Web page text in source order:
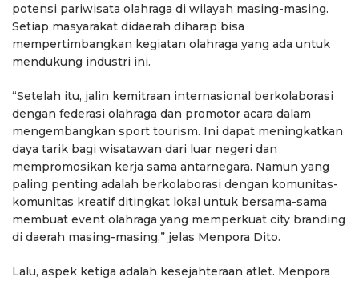
potensi pariwisata olahraga di wilayah masing-masing.
Setiap masyarakat didaerah diharap bisa
mempertimbangkan kegiatan olahraga yang ada untuk
mendukung industri ini.
“Setelah itu, jalin kemitraan internasional berkolaborasi
dengan federasi olahraga dan promotor acara dalam
mengembangkan sport tourism. Ini dapat meningkatkan
daya tarik bagi wisatawan dari luar negeri dan
mempromosikan kerja sama antarnegara. Namun yang
paling penting adalah berkolaborasi dengan komunitas-
komunitas kreatif ditingkat lokal untuk bersama-sama
membuat event olahraga yang memperkuat city branding
di daerah masing-masing,” jelas Menpora Dito.
Lalu, aspek ketiga adalah kesejahteraan atlet. Menpora